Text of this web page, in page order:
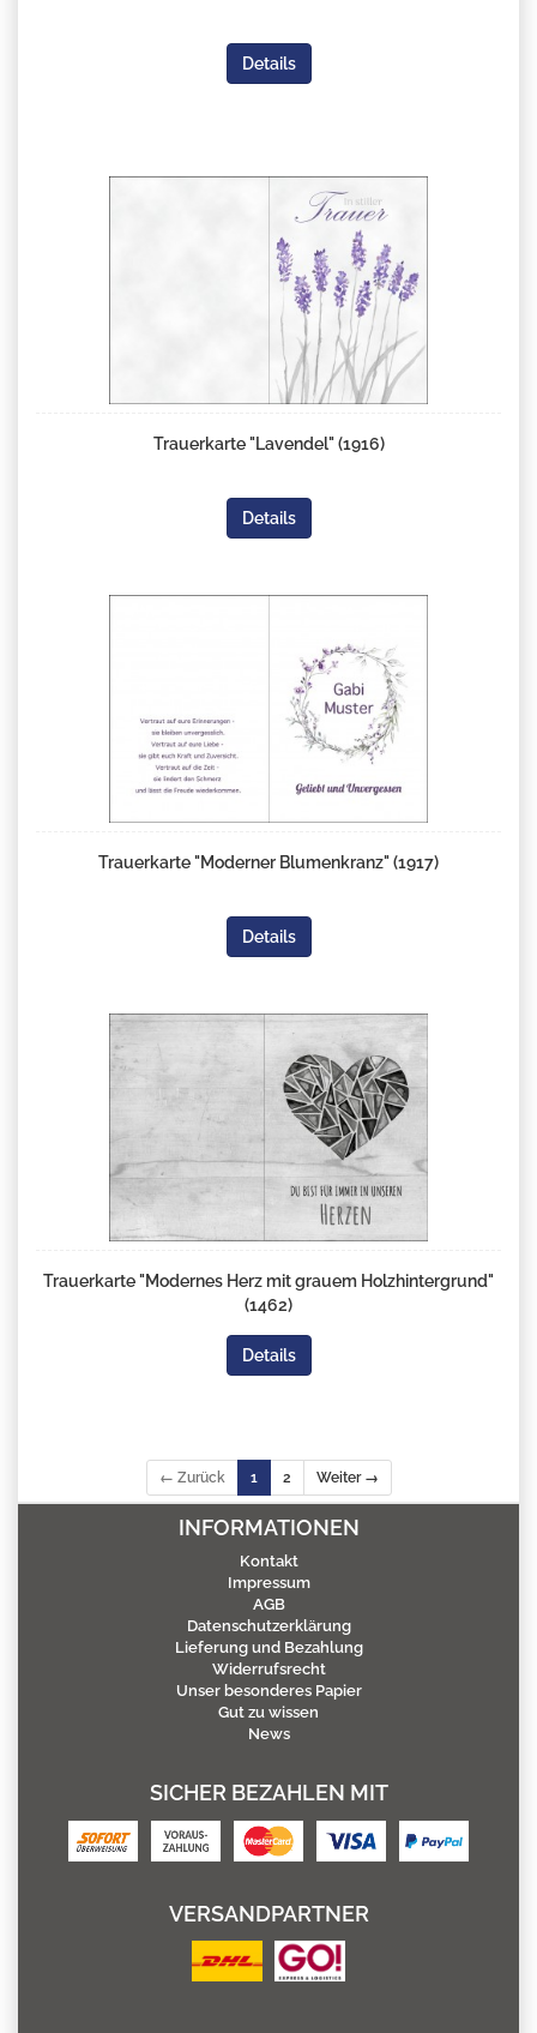
Details
Trauerkarte "Lavendel" (1916)
Details
Trauerkarte "Moderner Blumenkranz" (1917)
Details
Trauerkarte "Modernes Herz mit grauem Holzhintergrund"
(1462)
Details
← Zurück 1 2 Weiter →
INFORMATIONEN
Kontakt
Impressum
AGB
Datenschutzerklärung
Lieferung und Bezahlung
Widerrufsrecht
Unser besonderes Papier
Gut zu wissen
News
SICHER BEZAHLEN MIT
VERSANDPARTNER